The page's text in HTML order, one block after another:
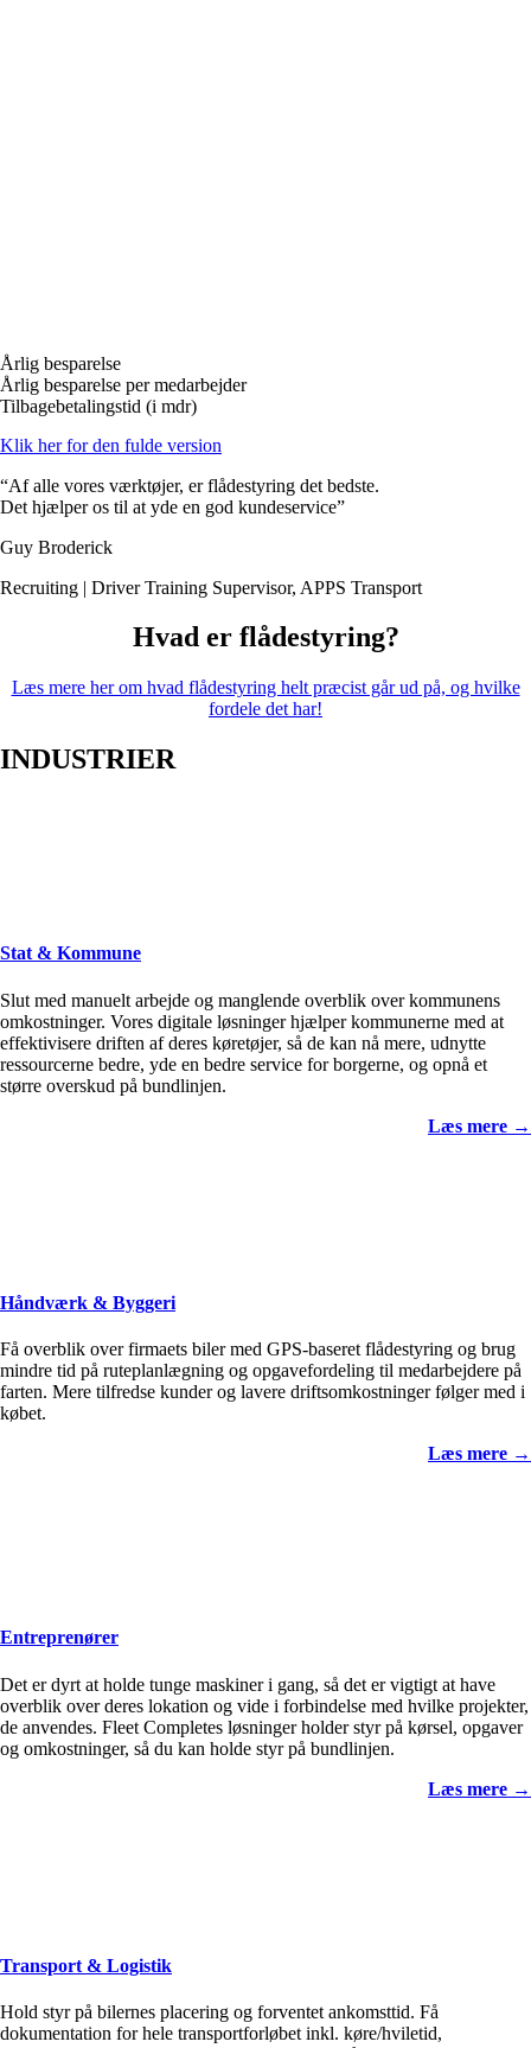
Årlig besparelse
Årlig besparelse per medarbejder
Tilbagebetalingstid (i mdr)
Klik her for den fulde version
“Af alle vores værktøjer, er flådestyring det bedste.
Det hjælper os til at yde en god kundeservice”
Guy Broderick
Recruiting | Driver Training Supervisor, APPS Transport
Hvad er flådestyring?
Læs mere her om hvad flådestyring helt præcist går ud på, og hvilke
fordele det har!
INDUSTRIER
Stat & Kommune
Slut med manuelt arbejde og manglende overblik over kommunens
omkostninger. Vores digitale løsninger hjælper kommunerne med at
effektivisere driften af deres køretøjer, så de kan nå mere, udnytte
ressourcerne bedre, yde en bedre service for borgerne, og opnå et
større overskud på bundlinjen.
Læs mere →
Håndværk & Byggeri
Få overblik over firmaets biler med GPS-baseret flådestyring og brug
mindre tid på ruteplanlægning og opgavefordeling til medarbejdere på
farten. Mere tilfredse kunder og lavere driftsomkostninger følger med i
købet.
Læs mere →
Entreprenører
Det er dyrt at holde tunge maskiner i gang, så det er vigtigt at have
overblik over deres lokation og vide i forbindelse med hvilke projekter,
de anvendes. Fleet Completes løsninger holder styr på kørsel, opgaver
og omkostninger, så du kan holde styr på bundlinjen.
Læs mere →
Transport & Logistik
Hold styr på bilernes placering og forventet ankomsttid. Få
dokumentation for hele transportforløbet inkl. køre/hviletid,